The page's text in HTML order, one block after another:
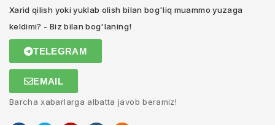
Xarid qilish yoki yuklab olish bilan bog'liq muammo yuzaga
keldimi? - Biz bilan bog'laning!
TELEGRAM
EMAIL
Barcha xabarlarga albatta javob beramiz!